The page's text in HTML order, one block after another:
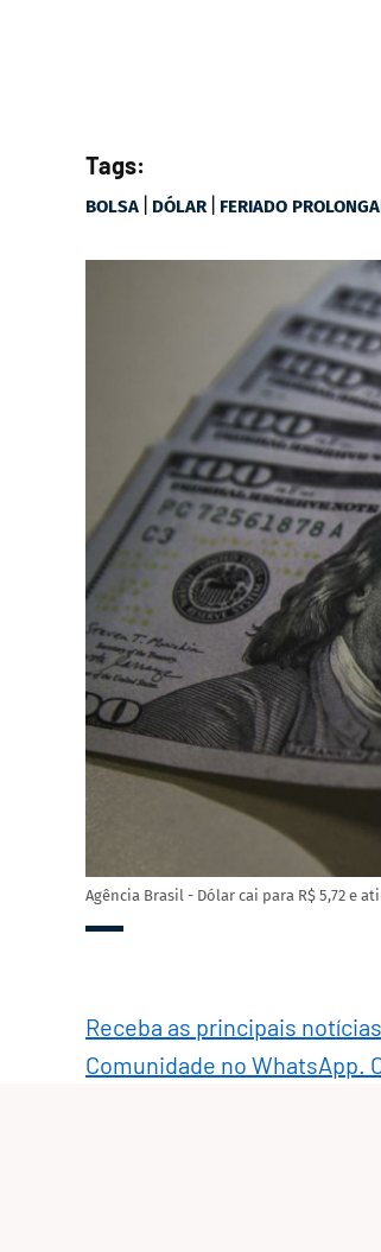
Tags:
BOLSA | DÓLAR | FERIADO
Agência Brasil - Dólar cai para R$ 5,72 e
Receba as principais
Comunidade no WhatsApp.